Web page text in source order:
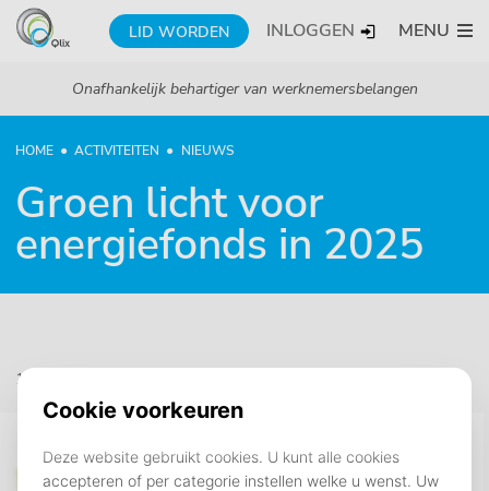
LID WORDEN INLOGGEN MENU
Onafhankelijk behartiger van werknemersbelangen
HOME ACTIVITEITEN NIEUWS
Groen licht voor
energiefonds in 2025
10 maart 2025